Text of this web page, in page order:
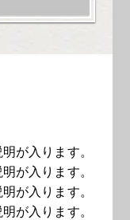
が入ります。
が入ります。
が入ります。
が入ります。